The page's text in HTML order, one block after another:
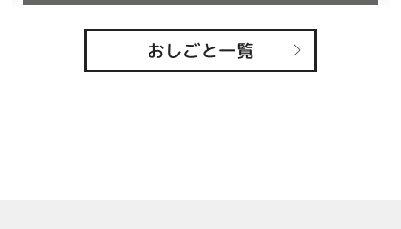
おしごと一覧